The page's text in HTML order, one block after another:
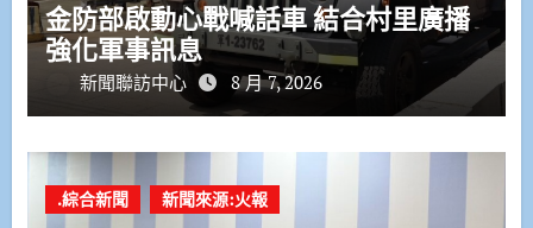
金防部啟動心戰喊話車 結合村里廣播
強化軍事訊息
新聞聯訪中心 8 月 7, 2026
.綜合新聞 新聞來源:火報